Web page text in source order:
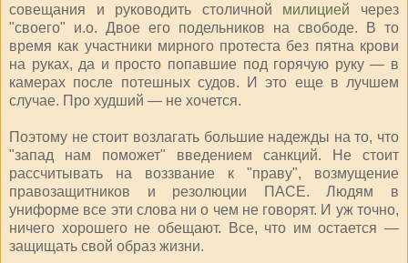
совещания и руководить столичной милицией через
"своего" и.о. Двое его подельников на свободе. В то
время как участники мирного протеста без пятна крови
на руках, да и просто попавшие под горячую руку — в
камерах после потешных судов. И это еще в лучшем
случае. Про худший — не хочется.
Поэтому не стоит возлагать большие надежды на то, что
"запад нам поможет" введением санкций. Не стоит
рассчитывать на воззвание к "праву", возмущение
правозащитников и резолюции ПАСЕ. Людям в
униформе все эти слова ни о чем не говорят. И уж точно,
ничего хорошего не обещают. Все, что им остается —
защищать свой образ жизни.